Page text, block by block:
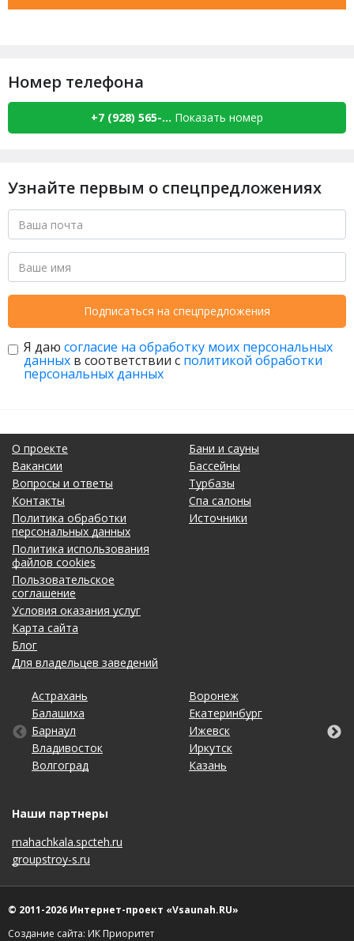
Номер телефона
+7 (928) 565-... Показать номер
Узнайте первым о спецпредложениях
Подписаться на спецпредложения
Я даю согласие на обработку моих персональных
данных в соответствии с политикой обработки
персональных данных
О проекте
Вакансии
Вопросы и ответы
Контакты
Политика обработки
персональных данных
Политика использования
файлов cookies
Пользовательское
соглашение
Условия оказания услуг
Карта сайта
Блог
Для владельцев заведений
Бани и сауны
Бассейны
Турбазы
Спа салоны
Источники
Астрахань
Балашиха
Барнаул
Владивосток
Волгоград
Воронеж
Екатеринбург
Ижевск
Иркутск
Казань
Калининград
Кемерово
Киров
Краснодар
Красноярск
Липецк
Москва
Набережные Челны
Нижний Новгород
Новосибирск
Омск
Оренбург
Пенза
Пермь
Ростов-на-Дону
Рязань
Самара
Санкт-Петербург
Саратов
Ставрополь
Тольятти
Томск
Тула
Тюмень
Ульяновск
Уфа
Хабаровск
Чебоксары
Челябинск
Ярославль
Наши партнеры
mahachkala.spcteh.ru
groupstroy-s.ru
© 2011-2026 Интернет-проект «Vsaunah.RU»
Создание сайта: ИК Приоритет